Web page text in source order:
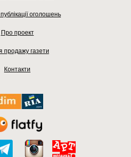
оголошень
Про проект
продажу газети
Контакти